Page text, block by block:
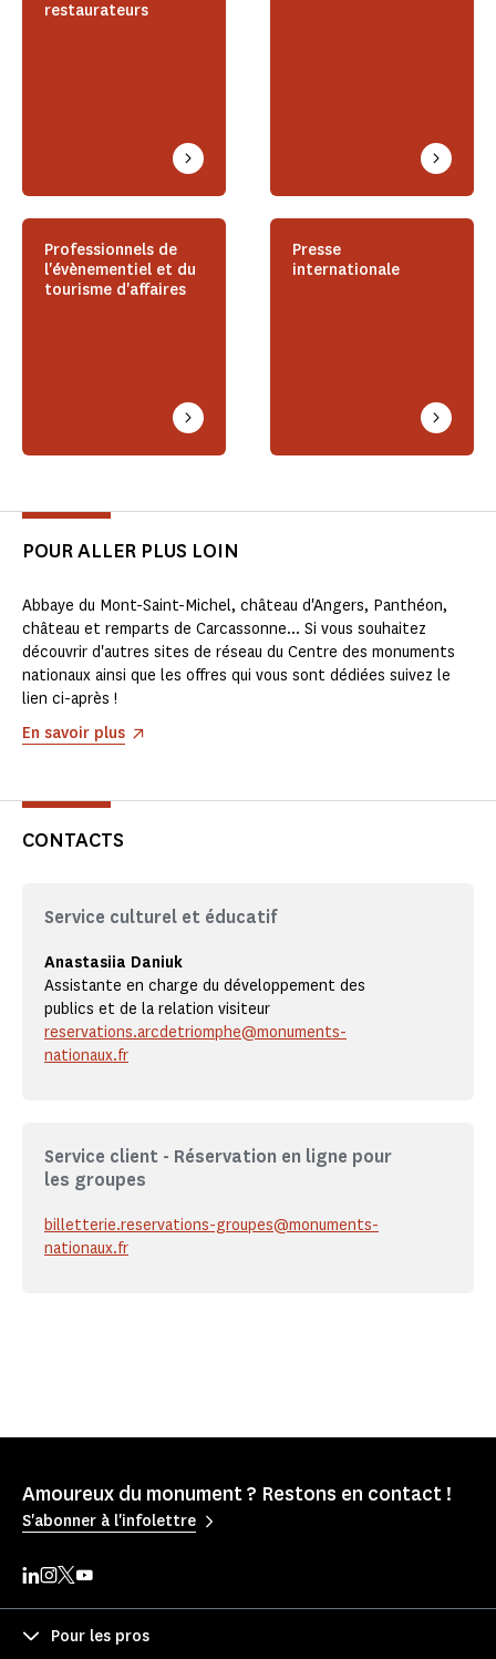
restaurateurs
Professionnels de
l'évènementiel et du
tourisme d'affaires
Presse
internationale
POUR ALLER PLUS LOIN
Abbaye du Mont-Saint-Michel, château d'Angers, Panthéon,
château et remparts de Carcassonne... Si vous souhaitez
découvrir d'autres sites de réseau du Centre des monuments
nationaux ainsi que les offres qui vous sont dédiées suivez le
lien ci-après !
En savoir plus
CONTACTS
Service culturel et éducatif
Anastasiia Daniuk
Assistante en charge du développement des
publics et de la relation visiteur
reservations.arcdetriomphe@monuments-
nationaux.fr
Service client - Réservation en ligne pour
les groupes
billetterie.reservations-groupes@monuments-
nationaux.fr
Amoureux du monument ? Restons en contact !
S'abonner à l'infolettre
Pour les pros